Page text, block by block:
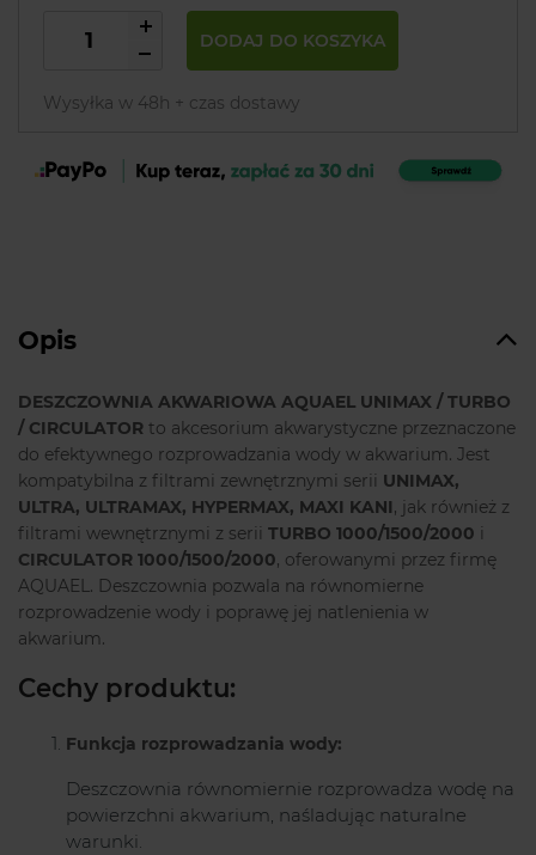
DODAJ DO KOSZYKA
Wysyłka w 48h + czas dostawy
Opis
DESZCZOWNIA AKWARIOWA AQUAEL UNIMAX / TURBO
/ CIRCULATOR to akcesorium akwarystyczne przeznaczone
do efektywnego rozprowadzania wody w akwarium. Jest
kompatybilna z filtrami zewnętrznymi serii UNIMAX,
ULTRA, ULTRAMAX, HYPERMAX, MAXI KANI, jak również z
filtrami wewnętrznymi z serii TURBO 1000/1500/2000 i
CIRCULATOR 1000/1500/2000, oferowanymi przez firmę
AQUAEL. Deszczownia pozwala na równomierne
rozprowadzenie wody i poprawę jej natlenienia w
akwarium.
Cechy produktu:
Funkcja rozprowadzania wody:
Deszczownia równomiernie rozprowadza wodę na
powierzchni akwarium, naśladując naturalne
warunki.